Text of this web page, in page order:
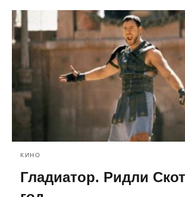
КИНО
Гладиатор. Ридли